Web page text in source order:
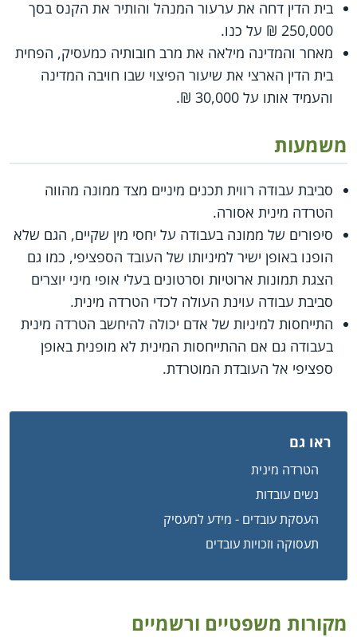
בית הדין דחה את ערעור המנהל והותיר את הקנס בסך
250,000 ₪ על כנו.
מאחר והמדינה מילאה את מרב חובותיה כמעסיק, הפחית
בית הדין הארצי את שיעור הפיצוי שבו חויבה המדינה
והעמיד אותו על 30,000 ₪.
משמעות
סביבת עבודה רווית תכנים מיניים מצד ממונה מהווה
הטרדה מינית אסורה.
סיפורים של ממונה בעבודה על יחסי מין שקיים, הגם שלא
הופנו באופן ישיר למיניותו של העובד הספציפי, כמו גם
הצגת תמונות ארוטיות וסרטונים בעלי אופי מיני יוצרים
סביבת עבודה עוינת העולה לכדי הטרדה מינית.
התייחסות למיניות של אדם יכולה להיחשב הטרדה מינית
בעבודה גם אם ההתייחסות המינית לא מופנית באופן
ספציפי אל העובדת המוטרדת.
ראו גם
הטרדה מינית
נשים עובדות
העסקת עובדים - מידע למעסיק
תעסוקה וזכויות עובדים
מקורות משפטיים ורשמיים